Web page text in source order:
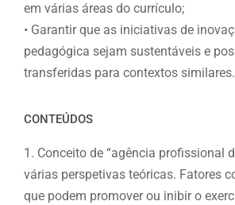
em várias áreas do currículo;
• Garantir que as iniciativas de
pedagógica sejam sustentáveis e
transferidas para contextos similares.
CONTEÚDOS
1. Conceito de “agência profissional
várias perspetivas teóricas. Fatores
que podem promover ou inibir o